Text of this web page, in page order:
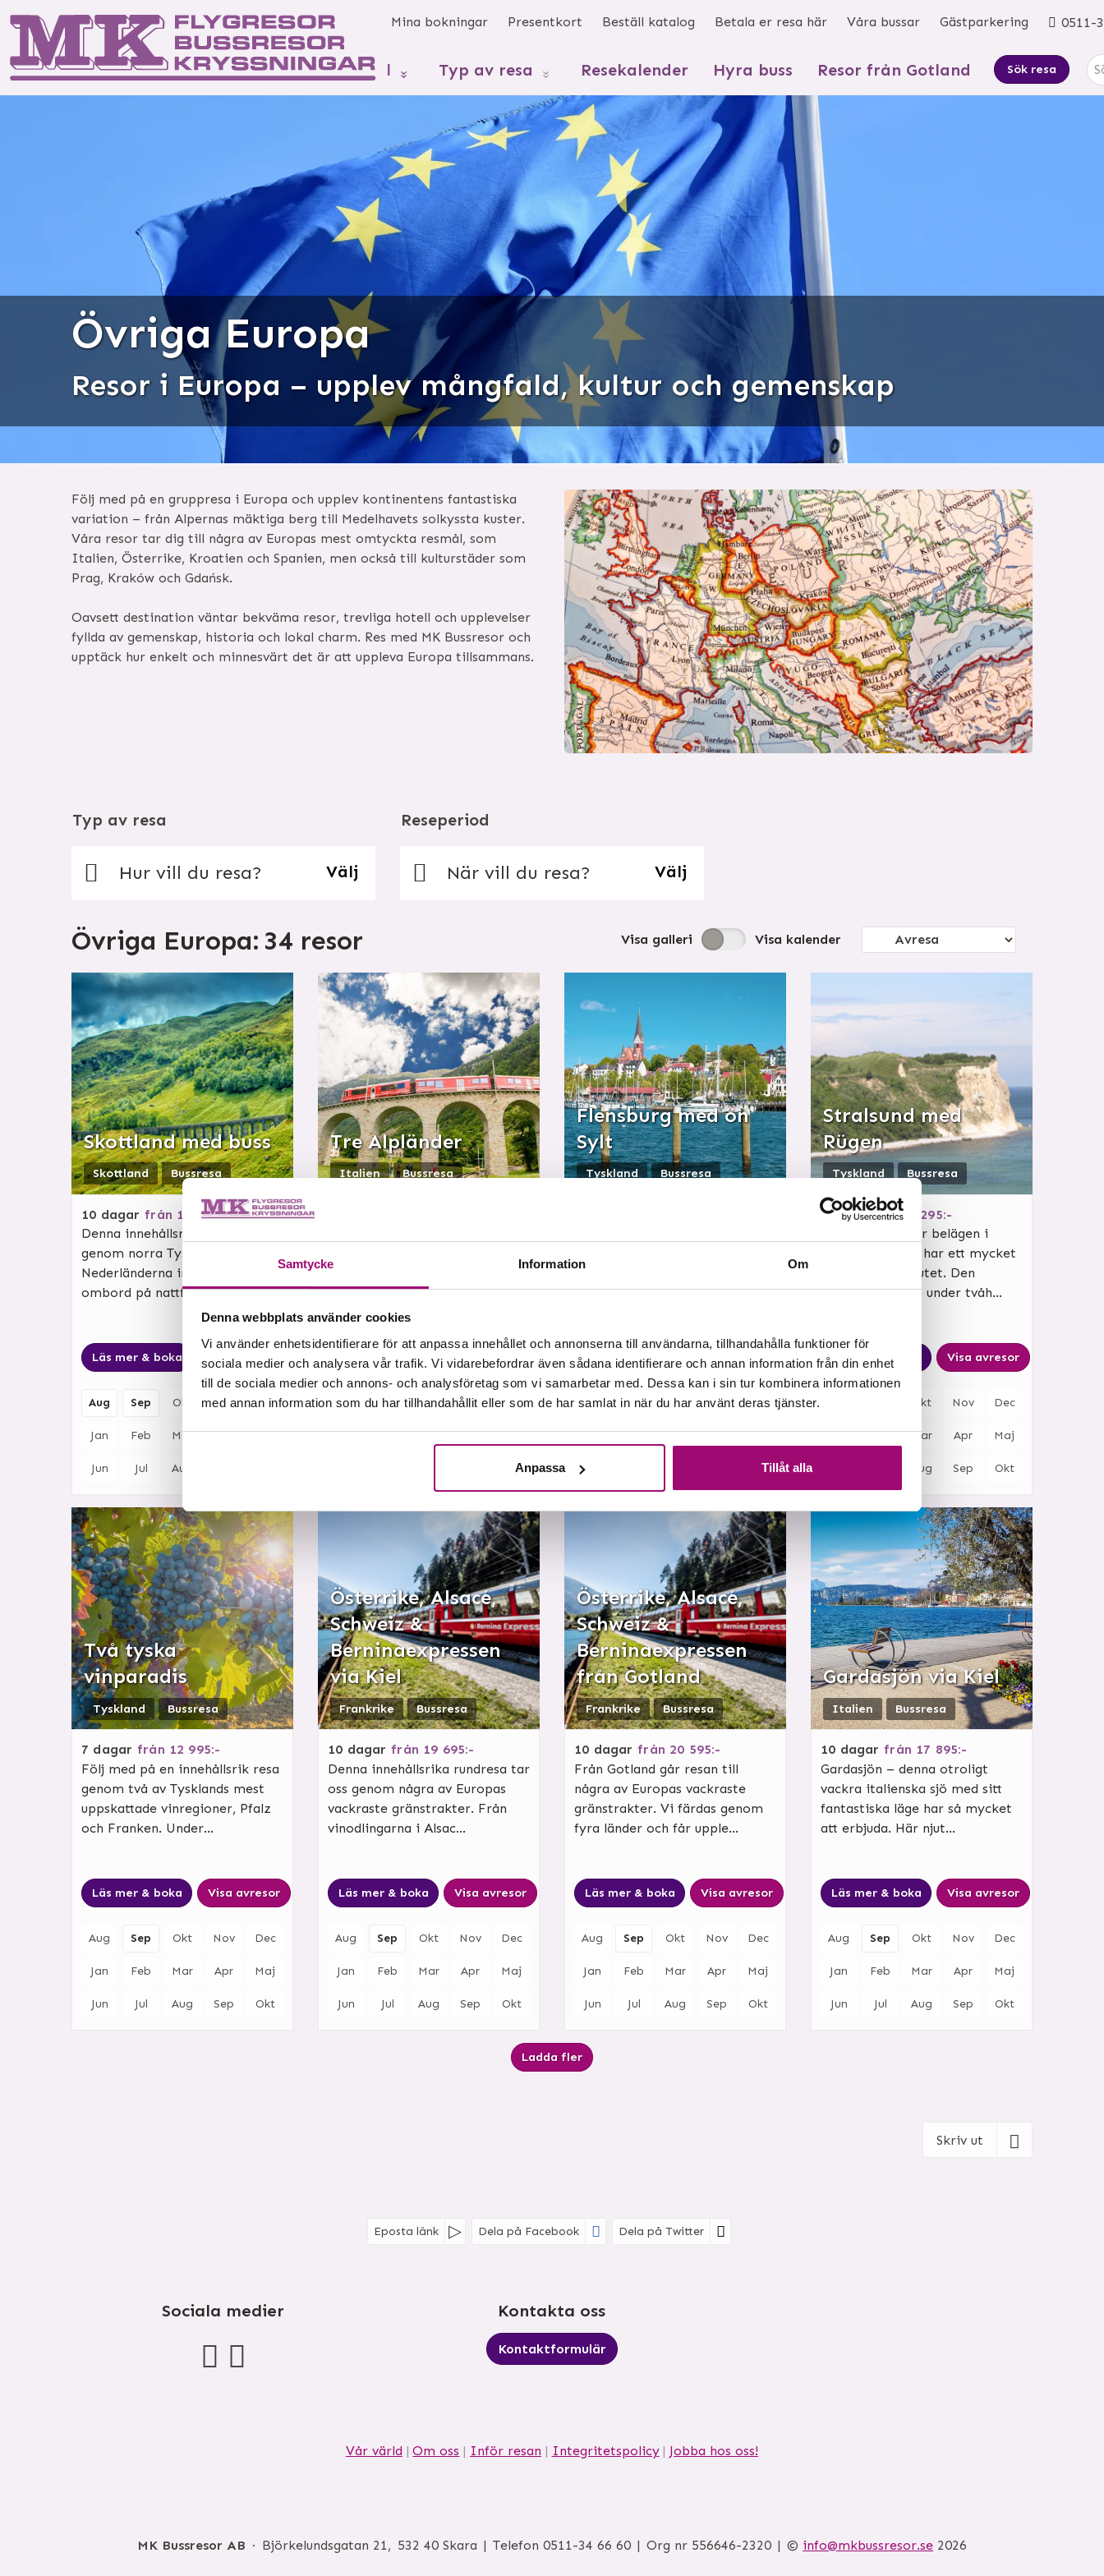
Samtycke Information Om
Denna webbplats använder cookies
Vi använder enhetsidentifierare för att anpassa innehållet och annonserna till användarna, tillhandahålla funktioner för
sociala medier och analysera vår trafik. Vi vidarebefordrar även sådana identifierare och annan information från din enhet
till de sociala medier och annons- och analysföretag som vi samarbetar med. Dessa kan i sin tur kombinera informationen
med annan information som du har tillhandahållit eller som de har samlat in när du har använt deras tjänster.
Anpassa Tillåt alla
Start Kontakta oss Mina bokningar Presentkort Beställ katalog Betala er resa här Våra bussar Gästparkering 0511-
Resmål Typ av resa Resekalender Hyra buss Resor från Gotland Sök resa
Övriga Europa
Resor i Europa – upplev mångfald, kultur och gemenskap
Följ med på en gruppresa i Europa och upplev kontinentens fantastiska
variation – från Alpernas mäktiga berg till Medelhavets solkyssta kuster.
Våra resor tar dig till några av Europas mest omtyckta resmål, som
Italien, Österrike, Kroatien och Spanien, men också till kulturstäder som
Prag, Kraków och Gdańsk.
Oavsett destination väntar bekväma resor, trevliga hotell och upplevelser
fyllda av gemenskap, historia och lokal charm. Res med MK Bussresor och
upptäck hur enkelt och minnesvärt det är att uppleva Europa tillsammans.
Typ av resa
Hur vill du resa? Välj
Reseperiod
När vill du resa? Välj
Visa galleri Visa kalender
Övriga Europa: 34 resor
Skottland med buss
Skottland Bussresa
10 dagar från 19 395:-
Denna innehållsrika resa tar oss
genom norra Tyskland och
Nederländerna innan vi går
ombord på nattfärjan mell...
Läs mer & boka Visa avresor
Aug Sep Okt Nov Dec
Jan Feb Mar Apr Maj
Jun Jul Aug
Tre Alpländer
Italien Bussresa
besöker även Schweiz och
Lichtenstein. Vi njuter av
fantast...
Läs mer & boka Visa avresor
Aug Sep Okt Nov Dec
Jan Feb Mar Apr Maj
Okt
Flensburg med ön
Sylt
Tyskland Bussresa
Vi bor tre nätter i mysiga
Flensburg och gör en t...
Läs mer & boka Visa avresor
Aug Sep Okt Nov Dec
Jan Feb Mar Apr Maj
Jun Okt
Stralsund med
Rügen
Tyskland Bussresa
4 dagar från
5 295:-
Ön Rügen som är belägen i
södra Östersjön har ett mycket
spännande förflutet. Den
tillhörde Sverige under tvåh...
Läs mer & boka Visa avresor
Okt Nov Dec
Jan Feb Mar Apr Maj
Aug Sep Okt
Två tyska
vinparadis
Tyskland Bussresa
7 dagar från 12 995:-
Följ med på en innehållsrik resa
genom två av Tysklands mest
uppskattade vinregioner, Pfalz
och Franken. Under...
Läs mer & boka Visa avresor
Aug Sep Okt Nov Dec
Jan Feb Mar Apr Maj
Jun Jul Aug Sep Okt
Österrike, Alsace,
Schweiz &
Berninaexpressen
via Kiel
Frankrike Bussresa
10 dagar från 19 695:-
Denna innehållsrika rundresa tar
oss genom några av Europas
vackraste gränstrakter. Från
vinodlingarna i Alsac...
Läs mer & boka Visa avresor
Aug Sep Okt Nov Dec
Jan Feb Mar Apr Maj
Jun Jul Aug Sep Okt
Österrike, Alsace,
Schweiz &
Berninaexpressen
från Gotland
Frankrike Bussresa
10 dagar från 20 595:-
Från Gotland går resan till
några av Europas vackraste
gränstrakter. Vi färdas genom
fyra länder och får upple...
Läs mer & boka Visa avresor
Aug Sep Okt Nov Dec
Jan Feb Mar Apr Maj
Jun Jul Aug Sep Okt
Gardasjön via Kiel
Italien Bussresa
10 dagar från 17 895:-
Gardasjön – denna otroligt
vackra italienska sjö med sitt
fantastiska läge har så mycket
att erbjuda. Här njut...
Läs mer & boka Visa avresor
Aug Sep Okt Nov Dec
Jan Feb Mar Apr Maj
Jun Jul Aug Sep Okt
Ladda fler
Skriv ut
Eposta länk Dela på Facebook Dela på Twitter
Sociala medier Kontakta oss
Kontaktformulär
Vår värld Om oss Inför resan Integritetspolicy Jobba hos oss!
MK Bussresor AB Björkelundsgatan 21 532 40 Skara Telefon0511-34 66 60 Org nr 556646-2320 © info@mkbussresor.se 2026